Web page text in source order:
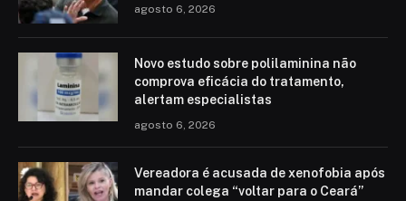
agosto 6, 2026
Novo estudo sobre polilaminina não
comprova eficácia do tratamento,
alertam especialistas
agosto 6, 2026
Vereadora é acusada de xenofobia após
mandar colega “voltar para o Ceará”